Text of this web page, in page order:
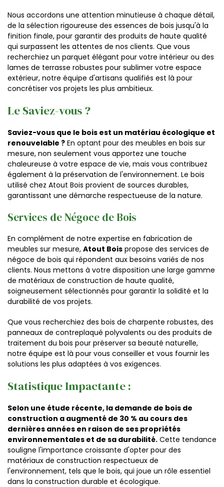
Nous accordons une attention minutieuse à chaque détail,
de la sélection rigoureuse des essences de bois jusqu'à la
finition finale, pour garantir des produits de haute qualité
qui surpassent les attentes de nos clients. Que vous
recherchiez un parquet élégant pour votre intérieur ou des
lames de terrasse robustes pour sublimer votre espace
extérieur, notre équipe d'artisans qualifiés est là pour
concrétiser vos projets les plus ambitieux.
Le Saviez-vous ?
Saviez-vous que le bois est un matériau écologique et
renouvelable ? En optant pour des meubles en bois sur
mesure, non seulement vous apportez une touche
chaleureuse à votre espace de vie, mais vous contribuez
également à la préservation de l'environnement. Le bois
utilisé chez Atout Bois provient de sources durables,
garantissant une démarche respectueuse de la nature.
Services de Négoce de Bois
En complément de notre expertise en fabrication de
meubles sur mesure, Atout Bois propose des services de
négoce de bois qui répondent aux besoins variés de nos
clients. Nous mettons à votre disposition une large gamme
de matériaux de construction de haute qualité,
soigneusement sélectionnés pour garantir la solidité et la
durabilité de vos projets.
Que vous recherchiez des bois de charpente robustes, des
panneaux de contreplaqué polyvalents ou des produits de
traitement du bois pour préserver sa beauté naturelle,
notre équipe est là pour vous conseiller et vous fournir les
solutions les plus adaptées à vos exigences.
Statistique Impactante :
Selon une étude récente, la demande de bois de
construction a augmenté de 30 % au cours des
dernières années en raison de ses propriétés
environnementales et de sa durabilité. Cette tendance
souligne l'importance croissante d'opter pour des
matériaux de construction respectueux de
l'environnement, tels que le bois, qui joue un rôle essentiel
dans la construction durable et écologique.